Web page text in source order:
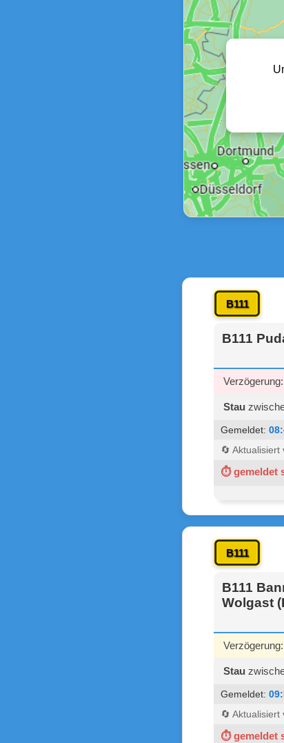
B111
B111
Stau
Gemeldet:
🔄
⏱ gemeldet
B111
B111
Wolgast
Stau
Gemeldet:
🔄
⏱ gemeldet